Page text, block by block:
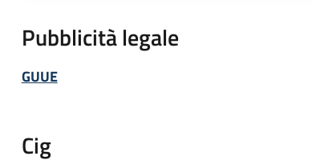
Pubblicità legale
GUUE
Cig